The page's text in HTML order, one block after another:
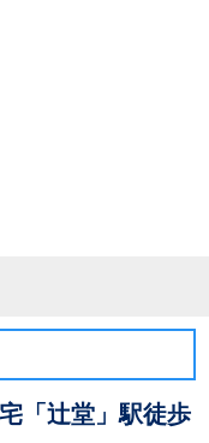
「辻堂」駅徒歩